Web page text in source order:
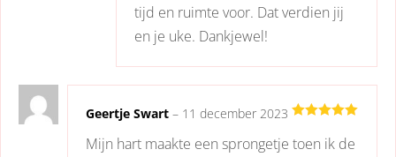
tijd en ruimte voor. Dat verdien jij
en je uke. Dankjewel!
5uit 5
Geertje Swart – 11 december 2023
Mijn hart maakte een sprongetje toen ik de